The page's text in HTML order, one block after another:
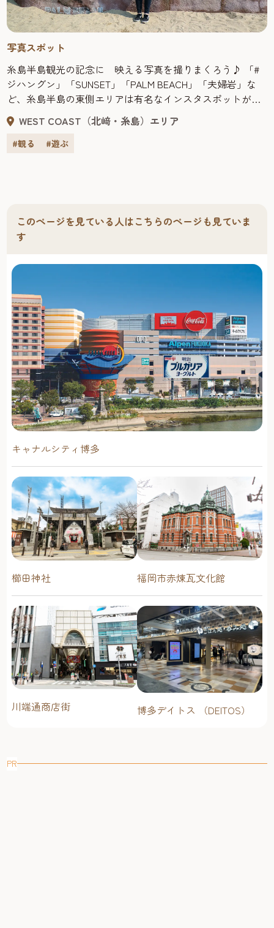
写真スポット
糸島半島観光の記念に 映える写真を撮りまくろう♪ 「#
ジハングン」「SUNSET」「PALM BEACH」「夫婦岩」な
ど、糸島半島の東側エリアは有名なインスタスポットがた
くさんなのです♪
WEST COAST（北﨑・糸島）エリア
#観る #遊ぶ
このページを見ている人はこちらのページも見ていま
す
キャナルシティ博多
櫛田神社 福岡市赤煉瓦文化館
川端通商店街 博多デイトス （DEITOS）
PR